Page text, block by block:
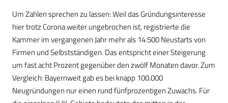
Um Zahlen sprechen zu lassen: Weil das Gründungsinteresse
hier trotz Corona weiter ungebrochen ist, registrierte die
Kammer im vergangenen Jahr mehr als 14.500 Neustarts von
Firmen und Selbstständigen. Das entspricht einer Steigerung
um fast acht Prozent gegenüber den zwölf Monaten davor. Zum
Vergleich: Bayernweit gab es bei knapp 100.000
Neugründungen nur einen rund fünfprozentigen Zuwachs. Für